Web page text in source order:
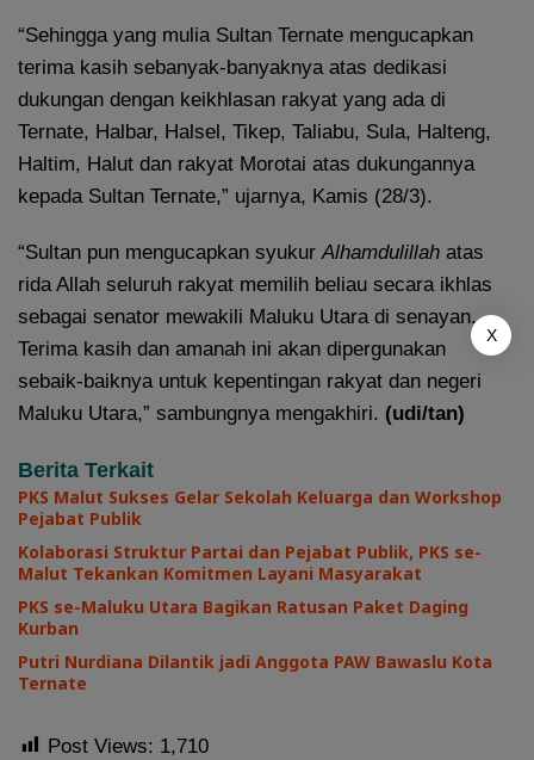
“Sehingga yang mulia Sultan Ternate mengucapkan
terima kasih sebanyak-banyaknya atas dedikasi
dukungan dengan keikhlasan rakyat yang ada di
Ternate, Halbar, Halsel, Tikep, Taliabu, Sula, Halteng,
Haltim, Halut dan rakyat Morotai atas dukungannya
kepada Sultan Ternate,” ujarnya, Kamis (28/3).
“Sultan pun mengucapkan syukur Alhamdulillah atas
rida Allah seluruh rakyat memilih beliau secara ikhlas
sebagai senator mewakili Maluku Utara di senayan.
Terima kasih dan amanah ini akan dipergunakan
sebaik-baiknya untuk kepentingan rakyat dan negeri
Maluku Utara,” sambungnya mengakhiri. (udi/tan)
Berita Terkait
PKS Malut Sukses Gelar Sekolah Keluarga dan Workshop
Pejabat Publik
Kolaborasi Struktur Partai dan Pejabat Publik, PKS se-
Malut Tekankan Komitmen Layani Masyarakat
PKS se-Maluku Utara Bagikan Ratusan Paket Daging
Kurban
Putri Nurdiana Dilantik jadi Anggota PAW Bawaslu Kota
Ternate
Post Views: 1,710
X